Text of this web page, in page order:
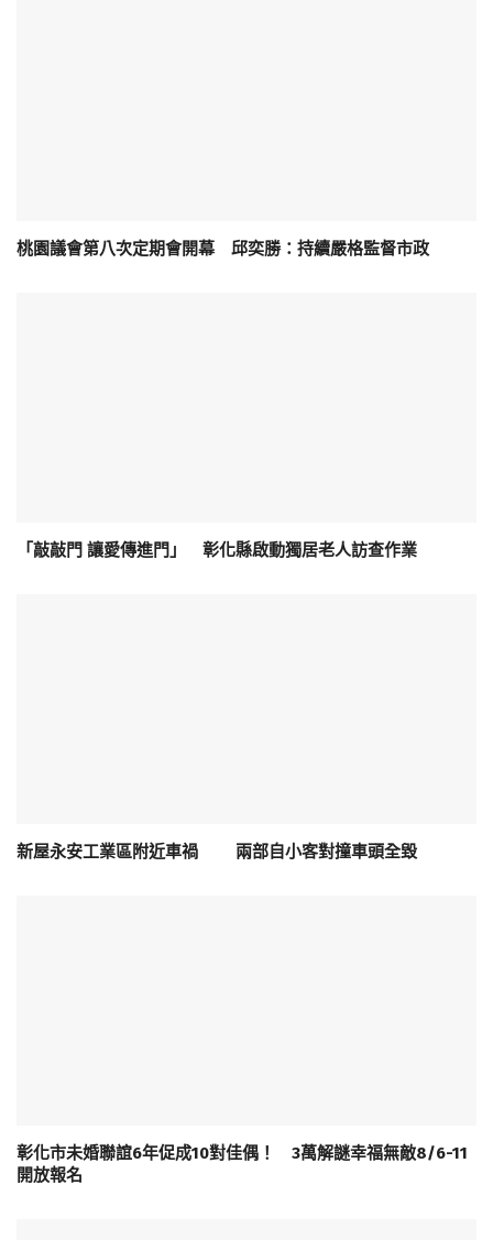
桃園議會第八次定期會開幕 邱奕勝：持續嚴格監督市政
「敲敲門 讓愛傳進門」 彰化縣啟動獨居老人訪查作業
新屋永安工業區附近車禍 兩部自小客對撞車頭全毀
彰化市未婚聯誼6年促成10對佳偶！ 3萬解謎幸福無敵8/6-11
開放報名